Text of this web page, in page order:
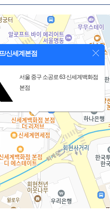
/신세계본점
서울 중구 소공로 63 신세계백화점
본점